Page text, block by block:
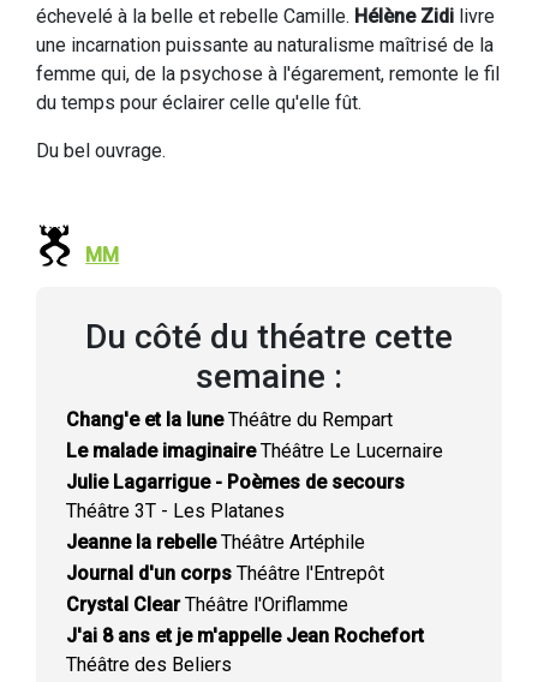
échevelé à la belle et rebelle Camille. Hélène Zidi livre
une incarnation puissante au naturalisme maîtrisé de la
femme qui, de la psychose à l'égarement, remonte le fil
du temps pour éclairer celle qu'elle fût.
Du bel ouvrage.
MM
Du côté du théatre cette
semaine :
Chang'e et la luneThéâtre du Rempart
Le malade imaginaireThéâtre Le Lucernaire
Julie Lagarrigue - Poèmes de secours
Théâtre 3T - Les Platanes
Jeanne la rebelleThéâtre Artéphile
Journal d'un corps Théâtre l'Entrepôt
Crystal ClearThéâtre l'Oriflamme
J'ai 8 ans et je m'appelle Jean Rochefort
Théâtre des Beliers